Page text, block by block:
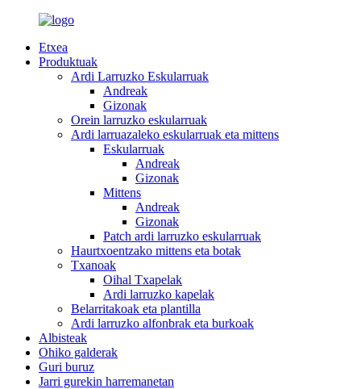
Etxea
Produktuak
Ardi Larruzko Eskularruak
Andreak
Gizonak
Orein larruzko eskularruak
Ardi larruazaleko eskularruak eta mittens
Eskularruak
Andreak
Gizonak
Mittens
Andreak
Gizonak
Patch ardi larruzko eskularruak
Haurtxoentzako mittens eta botak
Txanoak
Oihal Txapelak
Ardi larruzko kapelak
Belarritakoak eta plantilla
Ardi larruzko alfonbrak eta burkoak
Albisteak
Ohiko galderak
Guri buruz
Jarri gurekin harremanetan